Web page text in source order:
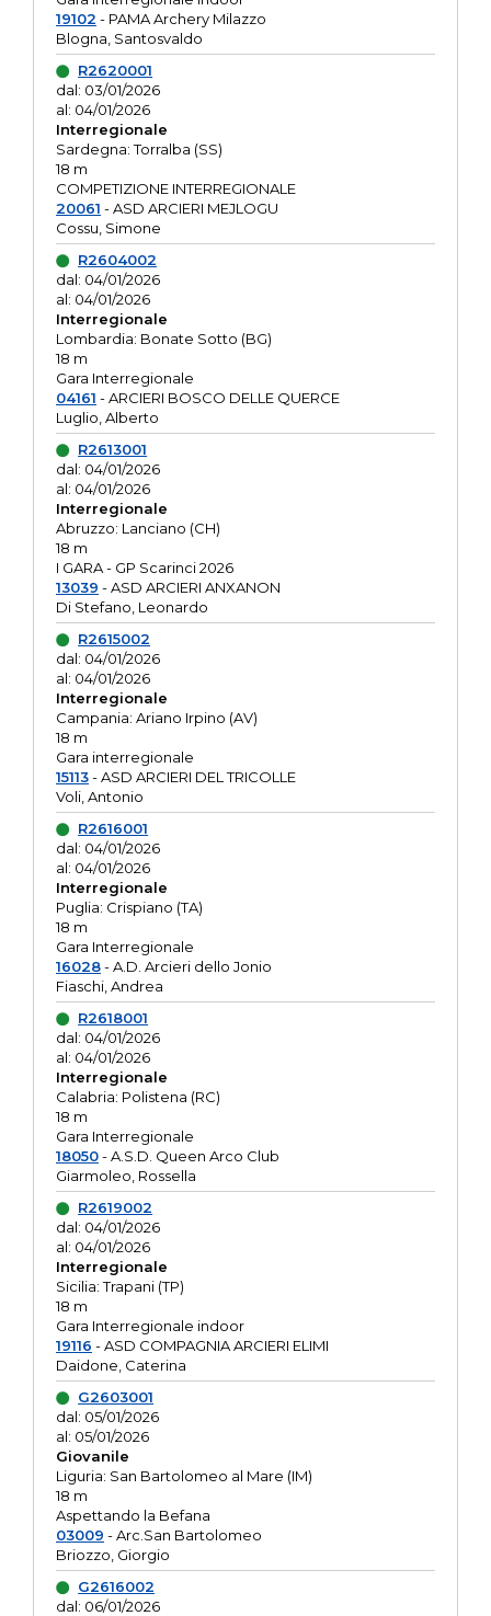
19102 - PAMA Archery Milazzo
Blogna, Santosvaldo
R2620001
dal: 03/01/2026
al: 04/01/2026
Interregionale
Sardegna: Torralba (SS)
18 m
COMPETIZIONE INTERREGIONALE
20061 - ASD ARCIERI MEJLOGU
Cossu, Simone
R2604002
dal: 04/01/2026
al: 04/01/2026
Interregionale
Lombardia: Bonate Sotto (BG)
18 m
Gara Interregionale
04161 - ARCIERI BOSCO DELLE QUERCE
Luglio, Alberto
R2613001
dal: 04/01/2026
al: 04/01/2026
Interregionale
Abruzzo: Lanciano (CH)
18 m
I GARA - GP Scarinci 2026
13039 - ASD ARCIERI ANXANON
Di Stefano, Leonardo
R2615002
dal: 04/01/2026
al: 04/01/2026
Interregionale
Campania: Ariano Irpino (AV)
18 m
Gara interregionale
15113- ASD ARCIERI DEL TRICOLLE
Voli, Antonio
R2616001
dal: 04/01/2026
al: 04/01/2026
Interregionale
Puglia: Crispiano (TA)
18 m
Gara Interregionale
16028- A.D. Arcieri dello Jonio
Fiaschi, Andrea
R2618001
dal: 04/01/2026
al: 04/01/2026
Interregionale
Calabria: Polistena (RC)
18 m
Gara Interregionale
18050- A.S.D. Queen Arco Club
Giarmoleo, Rossella
R2619002
dal: 04/01/2026
al: 04/01/2026
Interregionale
Sicilia: Trapani (TP)
18 m
Gara Interregionale indoor
19116 - ASD COMPAGNIA ARCIERI ELIMI
Daidone, Caterina
G2603001
dal: 05/01/2026
al: 05/01/2026
Giovanile
Liguria: San Bartolomeo al Mare (IM)
18 m
Aspettando la Befana
03009 - Arc.San Bartolomeo
Briozzo, Giorgio
G2616002
dal: 06/01/2026